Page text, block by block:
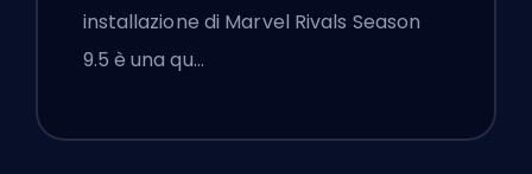
installazione di Marvel Rivals Season
9.5 è una qu…